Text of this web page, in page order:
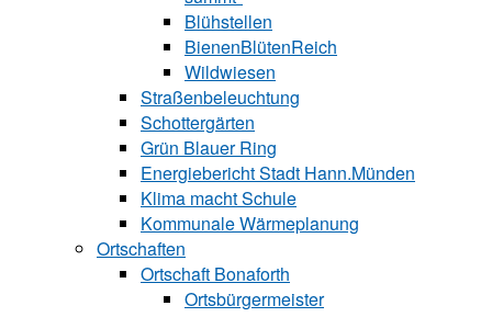
Blühstellen
BienenBlütenReich
Wildwiesen
Straßenbeleuchtung
Schottergärten
Grün Blauer Ring
Energiebericht Stadt Hann.Münden
Klima macht Schule
Kommunale Wärmeplanung
Ortschaften
Ortschaft Bonaforth
Ortsbürgermeister